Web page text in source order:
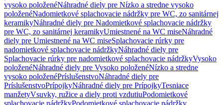
vysoko položenéNáhradné diely pre Nízko a stredne vysoko
položenéNadomietkové splachovacie nádržky pre WC, zo sanitárnej
keramikyNáhradné diely pre Nadomietkové splachovacie nádržky
pre WC, zo sanitárnej keramikyUmiestnené na WC miseNáhradné
diely pre Umiestnené na WC miseSplachovacie rúrky pre
nadomietkové splachovacie nádržkyNáhradné diely pre
Splachovacie rúrky pre nadomietkové splachovacie nádržkyVysoko
položenéNáhradné diely pre Vysoko položenéNízko a stredne
vysoko položenéPríslušenstvoNáhradné diely pre
PríslušenstvoPrípojkyNáhradné diely pre PrípojkyTesniace
manžetyVsuvky, ružice a diely proti vzdutiuPodomietkové
splachovacie nádržkyPodomietkové splachovacie nádržky